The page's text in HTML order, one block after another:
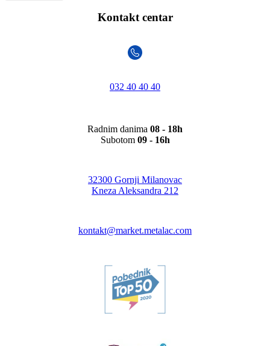
Kontakt centar
032 40 40 40
Radnim danima 08 - 18h
Subotom 09 - 16h
32300 Gornji Milanovac
Kneza Aleksandra 212
kontakt@market.metalac.com